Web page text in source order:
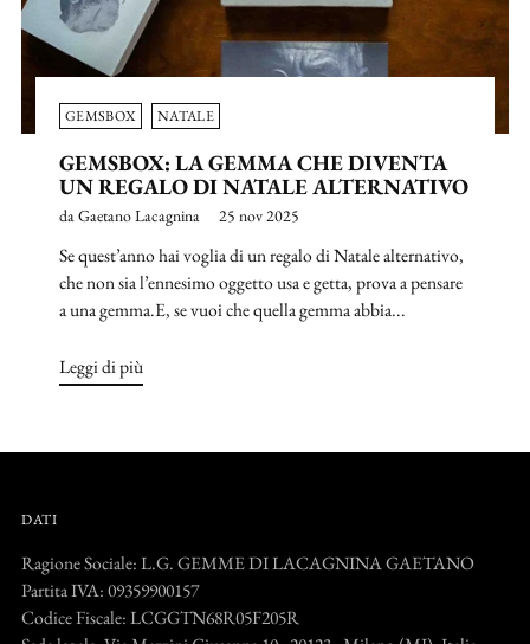
GEMSBOX NATALE
GEMSBOX: LA GEMMA CHE DIVENTA
UN REGALO DI NATALE ALTERNATIVO
da Gaetano Lacagnina 25 nov 2025
Se quest’anno hai voglia di un regalo di Natale alternativo,
che non sia l’ennesimo oggetto usa e getta, prova a pensare
a una gemma.E, se vuoi che quella gemma abbia...
Leggi di più
DATI
Ragione Sociale: L.G. GEMME DI LACAGNINA GAETANO
Partita IVA: 09359900157
Codice Fiscale: LCGGTN68R05F205R